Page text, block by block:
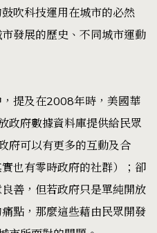
吹科技運用在城市的必然
發展的歷史、不同城市運動
提及在2008年時，美國華
政府數據資料庫提供給民眾
府可以有更多的互動及合
也有零時政府的社群）；卻
善，但若政府只是單純開放
點，那麼這些藉由民眾開發